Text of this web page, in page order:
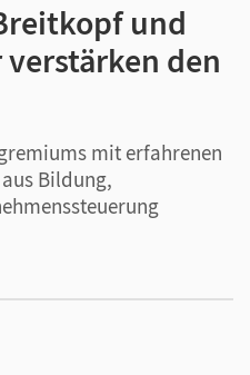
und
den
mit erfahrenen
Bildung,